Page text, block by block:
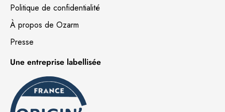
Politique de confidentialité
À propos de Ozarm
Presse
Une entreprise labellisée